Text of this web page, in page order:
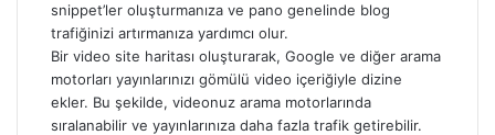
snippet’ler oluşturmanıza ve pano genelinde blog
trafiğinizi artırmanıza yardımcı olur.
Bir video site haritası oluşturarak, Google ve diğer arama
motorları yayınlarınızı gömülü video içeriğiyle dizine
ekler. Bu şekilde, videonuz arama motorlarında
sıralanabilir ve yayınlarınıza daha fazla trafik getirebilir.